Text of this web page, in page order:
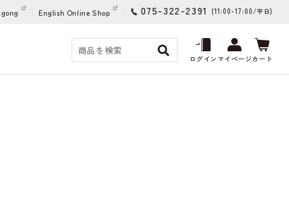
English Online Shop 075-322-2391 (11:00-17:00/平日)
ログインマイページカート